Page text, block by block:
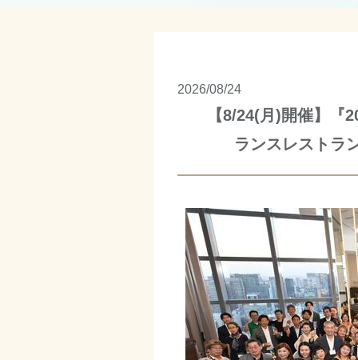
2026/08/24
【8/24(月)開催】『
ランスレストラ